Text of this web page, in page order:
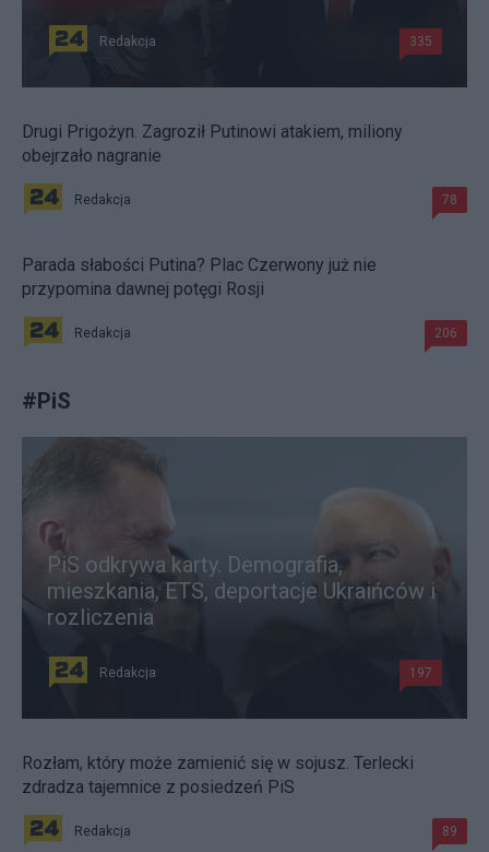
Redakcja 335
Drugi Prigożyn. Zagroził Putinowi atakiem, miliony
obejrzało nagranie
Redakcja 78
Parada słabości Putina? Plac Czerwony już nie
przypomina dawnej potęgi Rosji
Redakcja 206
#PiS
PiS odkrywa karty. Demografia,
mieszkania, ETS, deportacje Ukraińców i
rozliczenia
Redakcja 197
Rozłam, który może zamienić się w sojusz. Terlecki
zdradza tajemnice z posiedzeń PiS
Redakcja 89